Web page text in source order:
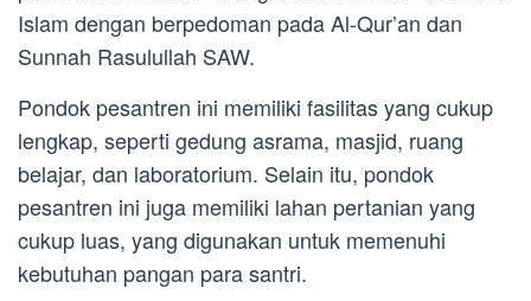
Islam dengan berpedoman pada Al-Qur’an dan
Sunnah Rasulullah SAW.
Pondok pesantren ini memiliki fasilitas yang cukup
lengkap, seperti gedung asrama, masjid, ruang
belajar, dan laboratorium. Selain itu, pondok
pesantren ini juga memiliki lahan pertanian yang
cukup luas, yang digunakan untuk memenuhi
kebutuhan pangan para santri.